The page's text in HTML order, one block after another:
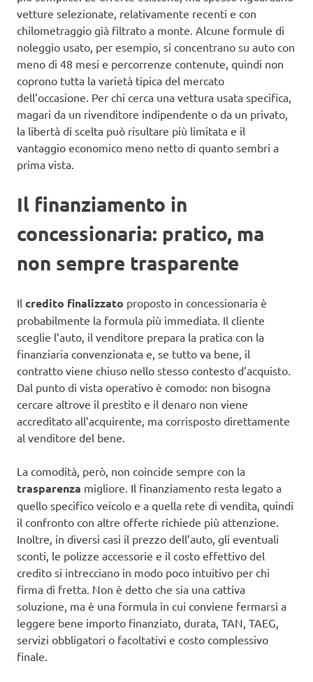
vetture selezionate, relativamente recenti e con
chilometraggio già filtrato a monte. Alcune formule di
noleggio usato, per esempio, si concentrano su auto con
meno di 48 mesi e percorrenze contenute, quindi non
coprono tutta la varietà tipica del mercato
dell’occasione. Per chi cerca una vettura usata specifica,
magari da un rivenditore indipendente o da un privato,
la libertà di scelta può risultare più limitata e il
vantaggio economico meno netto di quanto sembri a
prima vista.
Il finanziamento in
concessionaria: pratico, ma
non sempre trasparente
Il credito finalizzato proposto in concessionaria è
probabilmente la formula più immediata. Il cliente
sceglie l’auto, il venditore prepara la pratica con la
finanziaria convenzionata e, se tutto va bene, il
contratto viene chiuso nello stesso contesto d’acquisto.
Dal punto di vista operativo è comodo: non bisogna
cercare altrove il prestito e il denaro non viene
accreditato all’acquirente, ma corrisposto direttamente
al venditore del bene.
La comodità, però, non coincide sempre con la
trasparenza migliore. Il finanziamento resta legato a
quello specifico veicolo e a quella rete di vendita, quindi
il confronto con altre offerte richiede più attenzione.
Inoltre, in diversi casi il prezzo dell’auto, gli eventuali
sconti, le polizze accessorie e il costo effettivo del
credito si intrecciano in modo poco intuitivo per chi
firma di fretta. Non è detto che sia una cattiva
soluzione, ma è una formula in cui conviene fermarsi a
leggere bene importo finanziato, durata, TAN, TAEG,
servizi obbligatori o facoltativi e costo complessivo
finale.